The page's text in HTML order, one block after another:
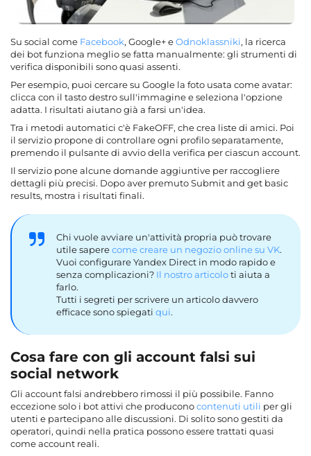
Su social come Facebook, Google+ eOdnoklassniki, la ricerca
dei bot funziona meglio se fatta manualmente: gli strumenti di
verifica disponibili sono quasi assenti.
Per esempio, puoi cercare su Google la foto usata come avatar:
clicca con il tasto destro sull'immagine e seleziona l'opzione
adatta. I risultati aiutano già a farsi un'idea.
Tra i metodi automatici c'è FakeOFF, che crea liste di amici. Poi
il servizio propone di controllare ogni profilo separatamente,
premendo il pulsante di avvio della verifica per ciascun account.
Il servizio pone alcune domande aggiuntive per raccogliere
dettagli più precisi. Dopo aver premuto Submit and get basic
results, mostra i risultati finali.
Chi vuole avviare un'attività propria può trovare
utile saperecome creare un negozio online su VK.
Vuoi configurare Yandex Direct in modo rapido e
senza complicazioni? Il nostro articoloti aiuta a
farlo.
Tutti i segreti per scrivere un articolo davvero
efficace sono spiegati qui.
Cosa fare con gli account falsi sui
social network
Gli account falsi andrebbero rimossi il più possibile. Fanno
eccezione solo i bot attivi che produconocontenuti utili per gli
utenti e partecipano alle discussioni. Di solito sono gestiti da
operatori, quindi nella pratica possono essere trattati quasi
come account reali.